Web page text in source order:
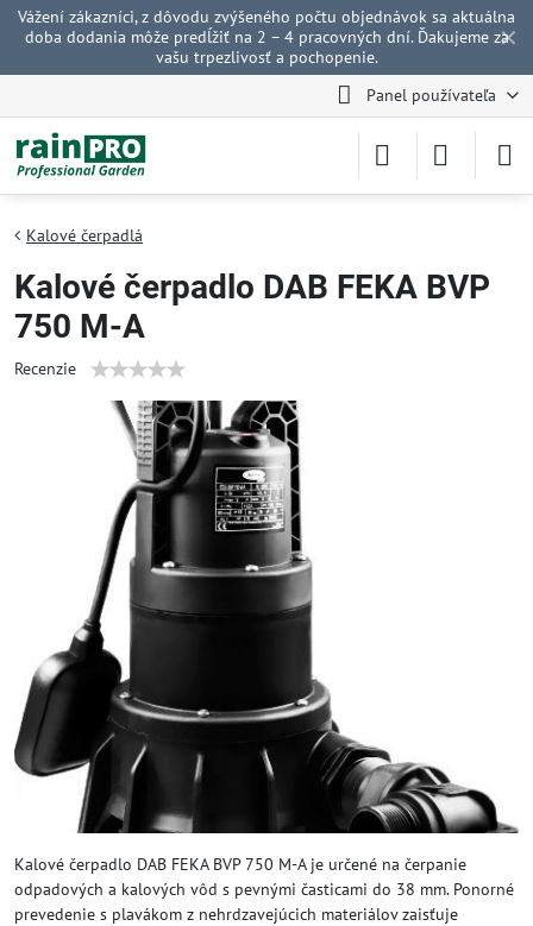
✕
Vážení zákazníci, z dôvodu zvýšeného počtu objednávok sa aktuálna
doba dodania môže predĺžiť na 2 – 4 pracovných dní. Ďakujeme za
vašu trpezlivosť a pochopenie.
Panel používateľa
Kalové čerpadlá
Kalové čerpadlo DAB FEKA BVP
750 M-A
Recenzie
Kalové čerpadlo DAB FEKA BVP 750 M-A je určené na čerpanie
odpadových a kalových vôd s pevnými časticami do 38 mm. Ponorné
prevedenie s plavákom z nehrdzavejúcich materiálov zaisťuje